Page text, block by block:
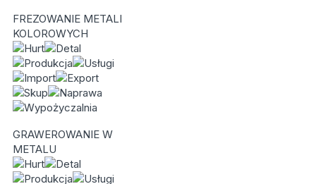
FREZOWANIE METALI
KOLOROWYCH
GRAWEROWANIE W
METALU